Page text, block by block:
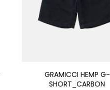
GRAMICCI HEMP G-
SHORT_CARBON